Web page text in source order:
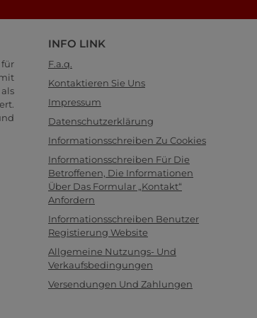
INFO LINK
F.a.q.
Kontaktieren Sie Uns
Impressum
Datenschutzerklärung
Informationsschreiben Zu Cookies
Informationsschreiben Für Die
Betroffenen, Die Informationen
Über Das Formular „Kontakt“
Anfordern
Informationsschreiben Benutzer
Registierung Website
Allgemeine Nutzungs- Und
Verkaufsbedingungen
Versendungen Und Zahlungen